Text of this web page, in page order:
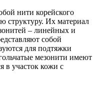
нити корейского
структуру. Их материал
– линейных и
собой
для подтяжки
мезонити имеют
в участок кожи с